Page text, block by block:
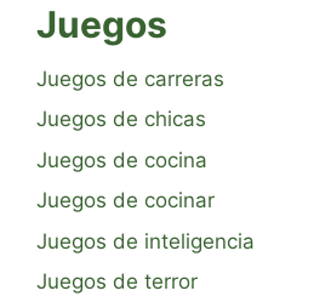
Juegos
Juegos de carreras
Juegos de chicas
Juegos de cocina
Juegos de cocinar
Juegos de inteligencia
Juegos de terror